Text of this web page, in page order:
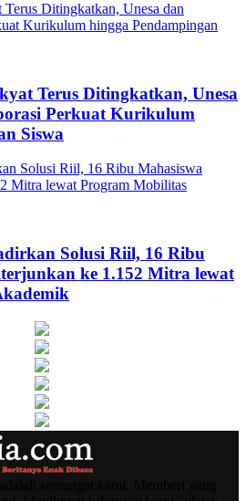
Terus Ditingkatkan, Unesa
Perkuat Kurikulum
Siswa
Solusi Riil, 16 Ribu
ke 1.152 Mitra lewat